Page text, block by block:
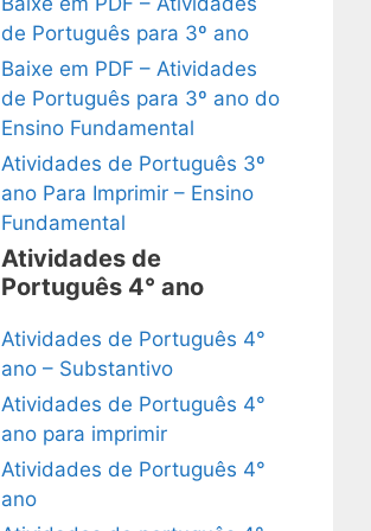
de Português para 3º ano
Baixe em PDF – Atividades
de Português para 3º ano do
Ensino Fundamental
Atividades de Português 3º
ano Para Imprimir – Ensino
Fundamental
Atividades de
Português 4° ano
Atividades de Português 4°
ano – Substantivo
Atividades de Português 4°
ano para imprimir
Atividades de Português 4°
ano